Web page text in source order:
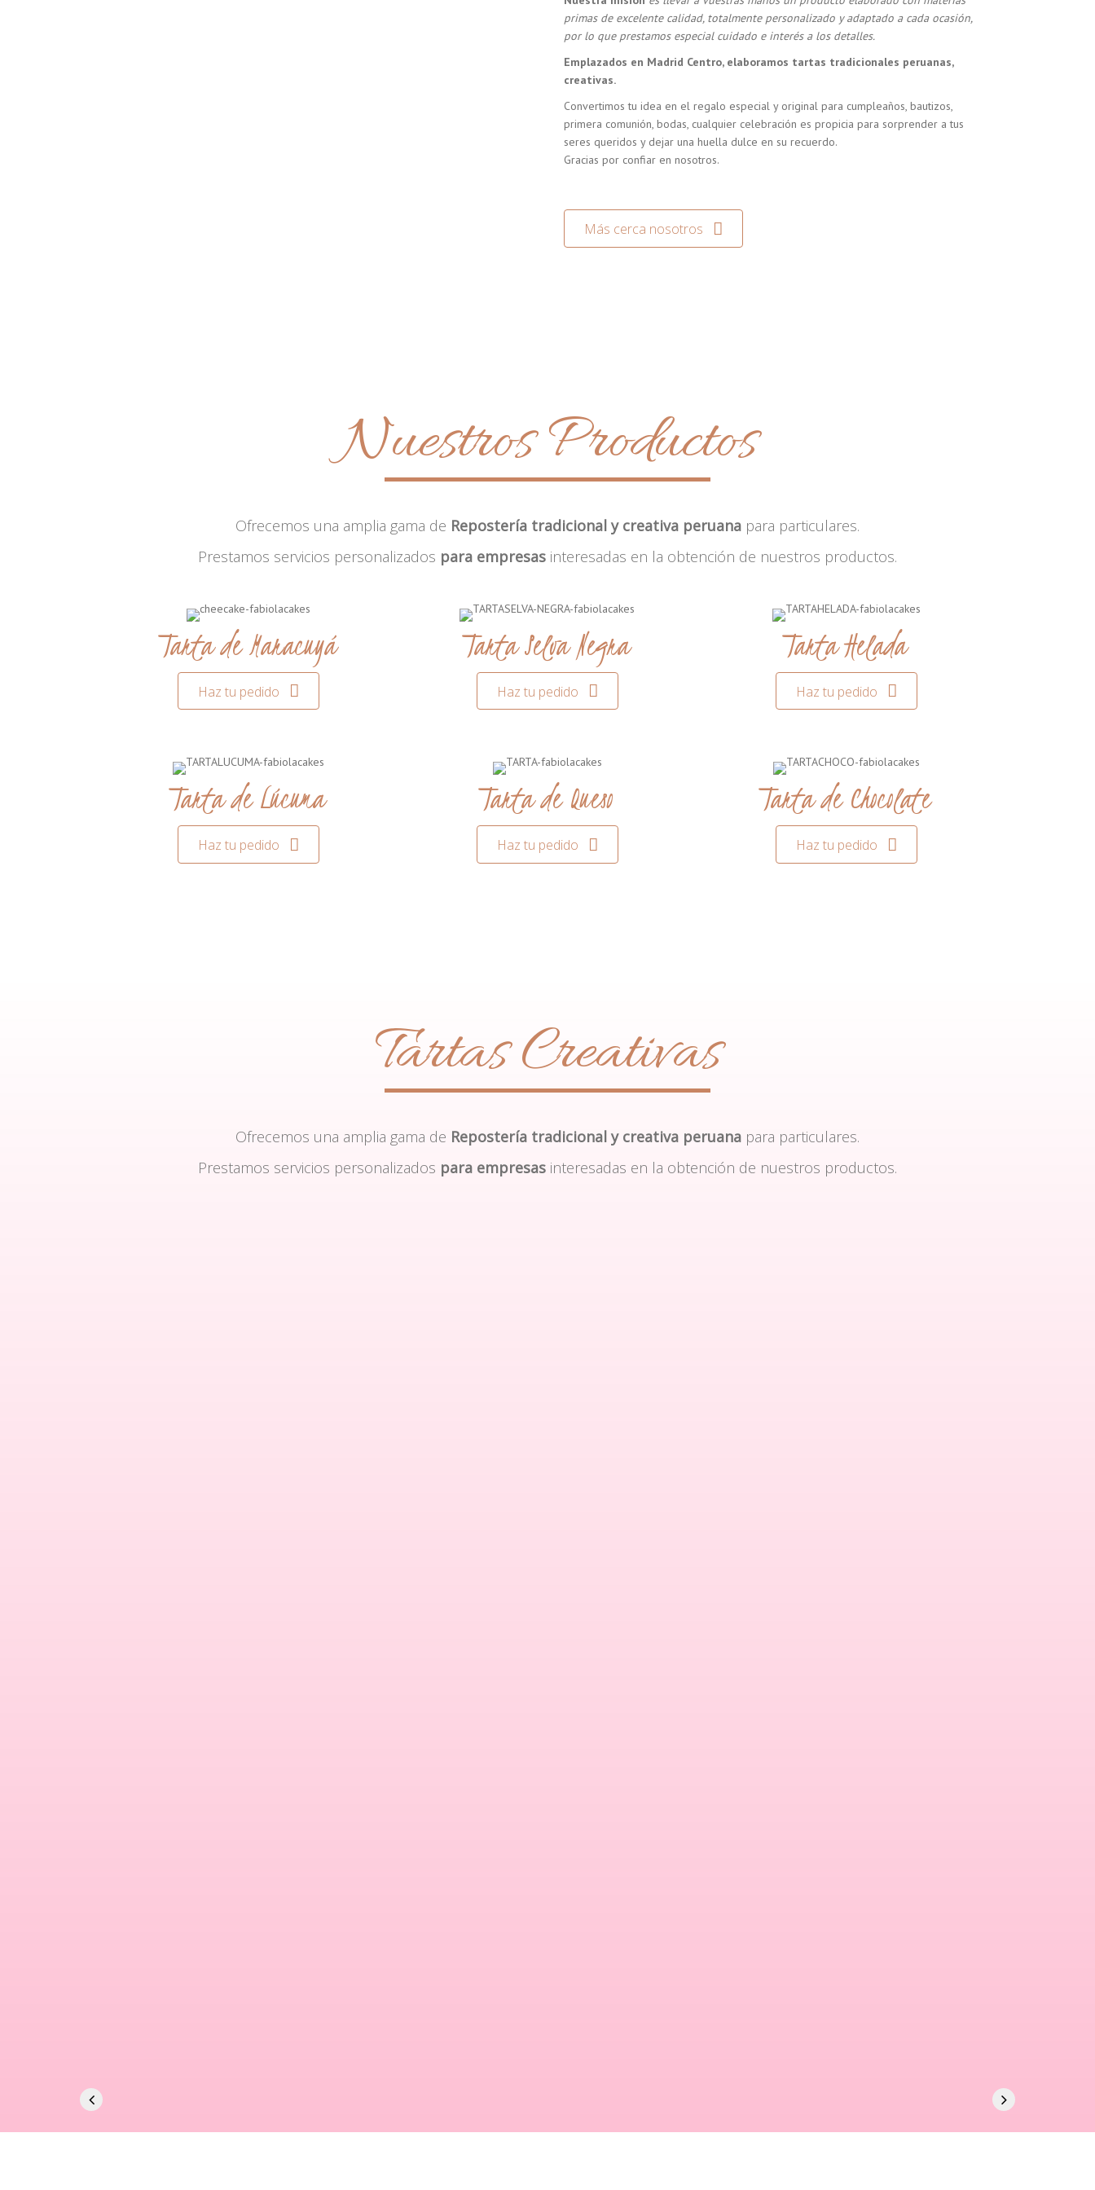
primas de excelente calidad, totalmente personalizado y adaptado a cada ocasión,
por lo que prestamos especial cuidado e interés a los detalles.
Emplazados en Madrid Centro, elaboramos tartas tradicionales peruanas,
creativas.
Convertimos tu idea en el regalo especial y original para cumpleaños, bautizos,
primera comunión, bodas, cualquier celebración es propicia para sorprender a tus
seres queridos y dejar una huella dulce en su recuerdo.
Gracias por confiar en nosotros.
Más cerca nosotros
Nuestros Productos
Ofrecemos una amplia gama de Repostería tradicional y creativa peruana para particulares.
Prestamos servicios personalizados para empresas interesadas en la obtención de nuestros productos.
Tarta de Maracuyá
Haz tu pedido
Tarta Selva Negra
Haz tu pedido
Tarta Helada
Haz tu pedido
Tarta de Lúcuma
Haz tu pedido
Tarta de Queso
Haz tu pedido
Tarta de Chocolate
Haz tu pedido
Tartas Creativas
Ofrecemos una amplia gama de Repostería tradicional y creativa peruana para particulares.
Prestamos servicios personalizados para empresas interesadas en la obtención de nuestros productos.